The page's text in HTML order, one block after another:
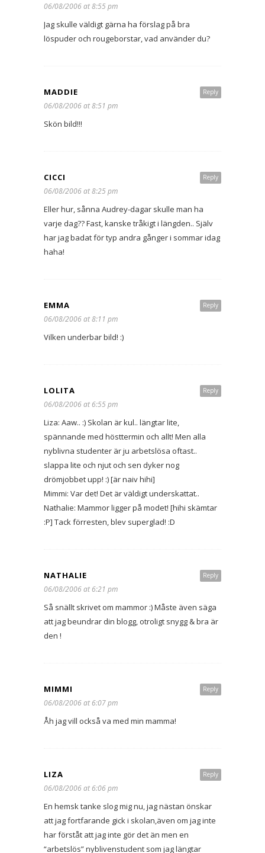
06/08/2006 at 8:55 pm
Jag skulle väldigt gärna ha förslag på bra
löspuder och rougeborstar, vad använder du?
Reply
MADDIE
06/08/2006 at 8:51 pm
Skön bild!!!
Reply
CICCI
06/08/2006 at 8:25 pm
Eller hur, sånna Audrey-dagar skulle man ha
varje dag?? Fast, kanske tråkigt i längden.. Själv
har jag badat för typ andra gånger i sommar idag
haha!
Reply
EMMA
06/08/2006 at 8:11 pm
Vilken underbar bild! :)
Reply
LOLITA
06/08/2006 at 6:55 pm
Liza: Aaw.. :) Skolan är kul.. längtar lite,
spännande med hösttermin och allt! Men alla
nyblivna studenter är ju arbetslösa oftast..
slappa lite och njut och sen dyker nog
drömjobbet upp! :) [är naiv hihi]
Mimmi: Var det! Det är väldigt underskattat..
Nathalie: Mammor ligger på modet! [hihi skämtar
:P] Tack förresten, blev superglad! :D
Reply
NATHALIE
06/08/2006 at 6:21 pm
Så snällt skrivet om mammor :) Måste även säga
att jag beundrar din blogg, otroligt snygg & bra är
den !
Reply
MIMMI
06/08/2006 at 6:07 pm
Åh jag vill också va med min mamma!
Reply
LIZA
06/08/2006 at 6:06 pm
En hemsk tanke slog mig nu, jag nästan önskar
att jag fortfarande gick i skolan,även om jag inte
har förståt att jag inte gör det än men en
“arbetslös” nyblivenstudent som jag längtar